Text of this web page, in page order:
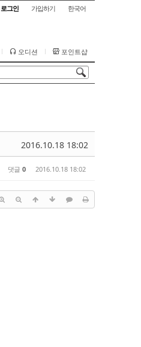
로그인 가입하기 한국어
오디션 포인트샵
2016.10.18 18:02
댓글 0 2016.10.18 18:02